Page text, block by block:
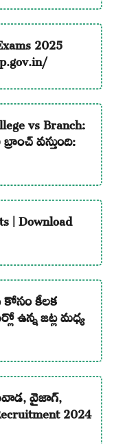
2025
vs Branch:
వస్తుంది:
| Download
కోసం కీలక
జట్ల మధ్య
వైజాగ్,
2024